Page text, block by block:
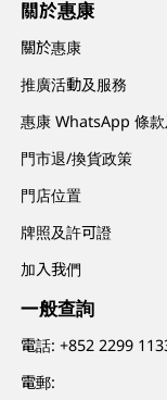
關於惠康
關於惠康
推廣活動及服務
惠康 WhatsApp 條
門市退/換貨政策
門店位置
牌照及許可證
加入我們
一般查詢
電話:+852 2299
電郵: